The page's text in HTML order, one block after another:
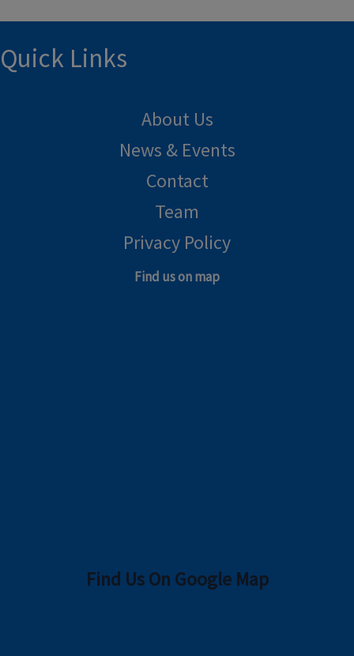
Quick Links
About Us
News & Events
Contact
Team
Privacy Policy
Find us on map
Find Us On Google Map